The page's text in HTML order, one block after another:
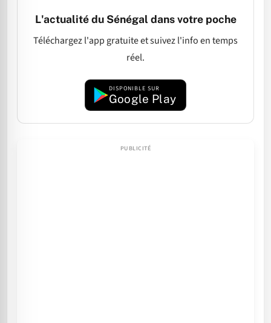
L'actualité du Sénégal dans votre poche
Téléchargez l'app gratuite et suivez l'info en temps
réel.
DISPONIBLE SUR
Google Play